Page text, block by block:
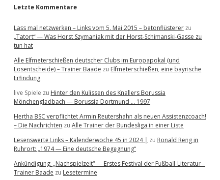
Letzte Kommentare
Lass mal netzwerken – Links vom 5. Mai 2015 – betonflüsterer zu
„Tatort“ — Was Horst Szymaniak mit der Horst-Schimanski-Gasse zu
tun hat
Alle Elfmeterschießen deutscher Clubs im Europapokal (und
Losentscheide) – Trainer Baade zu Elfmeterschießen, eine bayrische
Erfindung
live Spiele zu Hinter den Kulissen des Knallers Borussia
Mönchengladbach — Borussia Dortmund … 1997
Hertha BSC verpflichtet Armin Reutershahn als neuen Assistenzcoach!
– Die Nachrichten zu Alle Trainer der Bundesliga in einer Liste
Lesenswerte Links – Kalenderwoche 45 in 2024 | zu Ronald Reng in
Ruhrort: „1974 — Eine deutsche Begegnung“
Ankündigung: „Nachspielzeit“ — Erstes Festival der Fußball-Literatur –
Trainer Baade zu Lesetermine